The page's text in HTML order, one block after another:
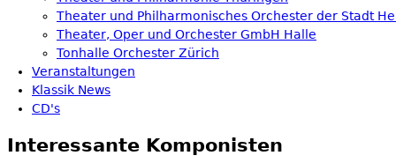
Theater und Philharmonisches Orchester der Stadt
Theater, Oper und Orchester GmbH Halle
Tonhalle Orchester Zürich
Veranstaltungen
Klassik News
CD's
Interessante Komponisten